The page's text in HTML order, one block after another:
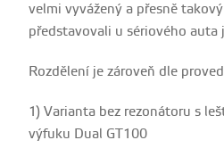
velmi vyvážený a přesně
představovali u sériového auta
Rozdělení je zároveň dle
1) Varianta bez rezonátoru s
výfuku Dual GT100